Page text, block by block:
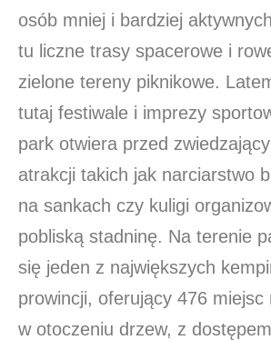
osób mniej i bardziej
tu liczne trasy spacerowe i
zielone tereny piknikowe.
tutaj festiwale i imprezy
park otwiera przed
atrakcji takich jak narciarstwo
na sankach czy kuligi
pobliską stadninę. Na terenie
się jeden z największych
prowincji, oferujący 476 miejsc
w otoczeniu drzew, z